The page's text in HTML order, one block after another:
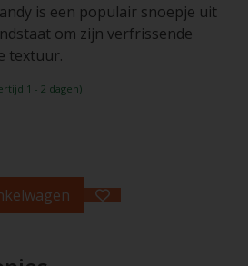
is een populair snoepje uit
om zijn verfrissende
textuur.
- 2 dagen)